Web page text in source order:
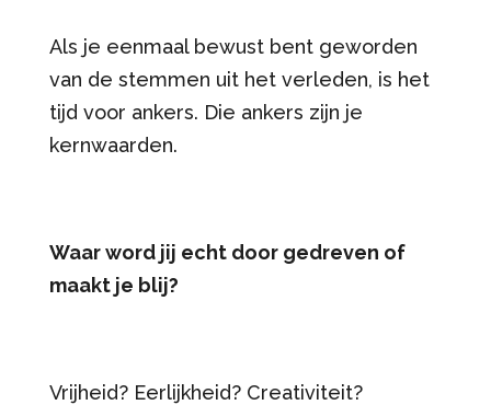
Als je eenmaal bewust bent geworden
van de stemmen uit het verleden, is het
tijd voor ankers. Die ankers zijn je
kernwaarden.
Waar word jij echt door gedreven of
maakt je blij?
Vrijheid? Eerlijkheid? Creativiteit?